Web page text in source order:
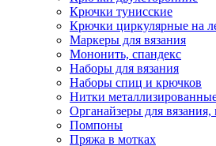
Крючки тунисские
Крючки циркулярные на
Маркеры для вязания
Мононить, спандекс
Наборы для вязания
Наборы спиц и крючков
Нитки
Органайзеры для
Помпоны
Пряжа в мотках